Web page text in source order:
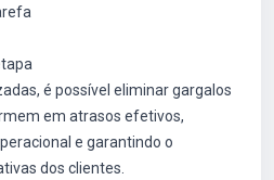
é possível eliminar gargalos
em atrasos efetivos,
e garantindo o
dos clientes.